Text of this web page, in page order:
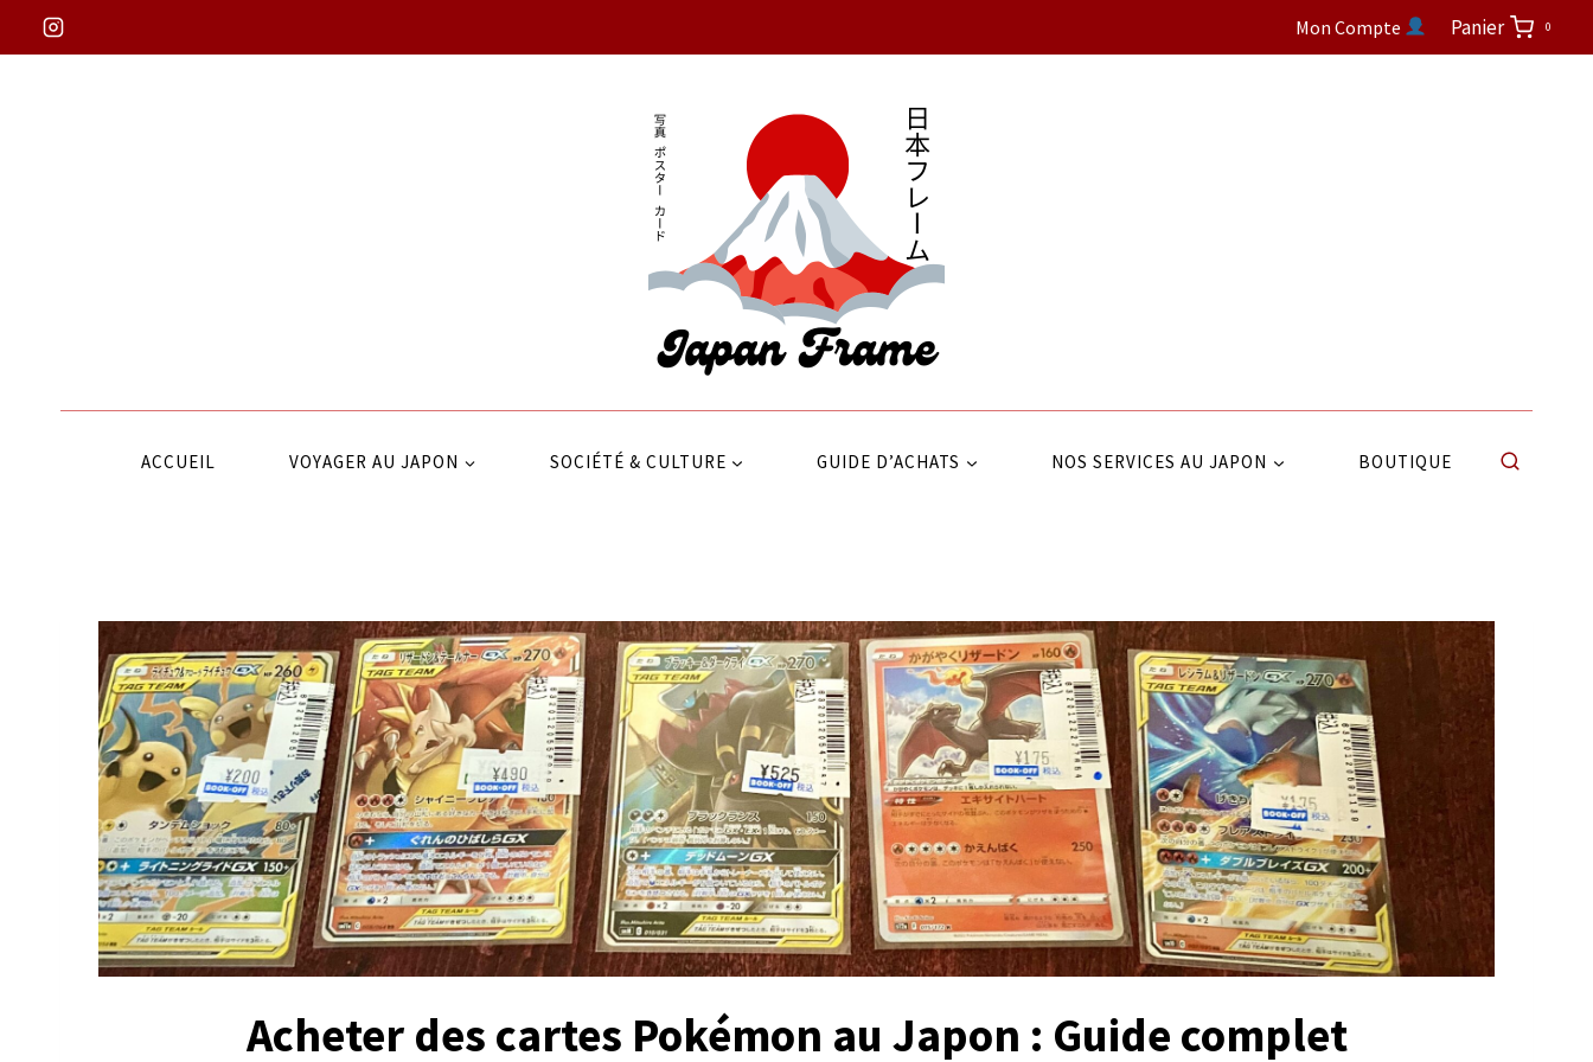
Mon Compte Panier 0
ACCUEIL VOYAGER AU JAPON SOCIÉTÉ & CULTURE GUIDE D’ACHATS NOS SERVICES AU JAPON BOUTIQUE
Acheter des cartes Pokémon au Japon : Guide complet